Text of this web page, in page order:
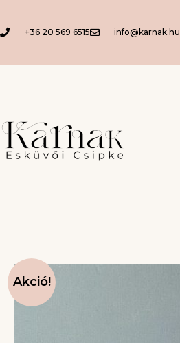
+36 20 569 6515 info@karnak.hu
Akció!